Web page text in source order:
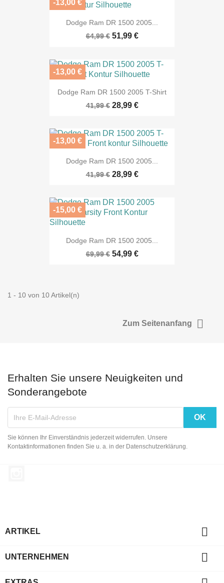
Dodge Ram DR 1500 2005...
64,99 € 51,99 €
-13,00 €
Dodge Ram DR 1500 2005 T-Shirt
41,99 € 28,99 €
-13,00 €
Dodge Ram DR 1500 2005...
41,99 € 28,99 €
-13,00 €
Dodge Ram DR 1500 2005...
69,99 € 54,99 €
-15,00 €
1 - 10 von 10 Artikel(n)
Zum Seitenanfang 
Erhalten Sie unsere Neuigkeiten und
Sonderangebote
Sie können Ihr Einverständnis jederzeit widerrufen. Unsere
Kontaktinformationen finden Sie u. a. in der Datenschutzerklärung.
ARTIKEL 
UNTERNEHMEN 